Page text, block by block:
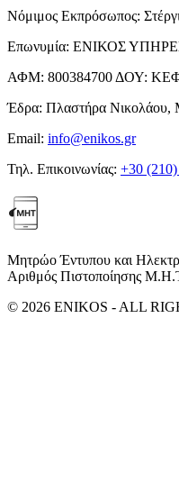
Νόμιμος Εκπρόσωπος:
Επωνυμία: ΕΝΙΚΟΣ
ΑΦΜ: 800384700 ΔΟΥ:
Έδρα: Πλαστήρα Νικολάου,
Email: info@enikos.gr
Τηλ. Επικοινωνίας: +30
Μητρώο Έντυπου και
Αριθμός Πιστοποίησης
© 2026 ENIKOS - ALL